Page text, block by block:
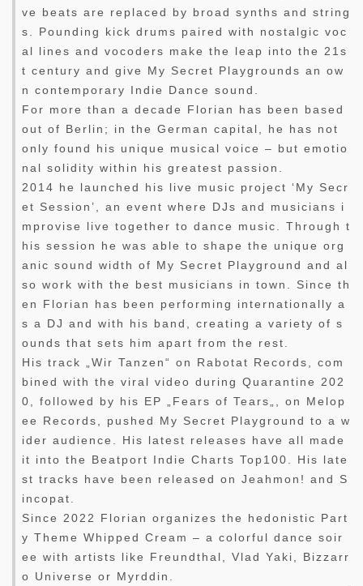
ve beats are replaced by broad synths and string
s. Pounding kick drums paired with nostalgic voc
al lines and vocoders make the leap into the 21s
t century and give My Secret Playgrounds an ow
n contemporary Indie Dance sound.
For more than a decade Florian has been based
out of Berlin; in the German capital, he has not
only found his unique musical voice – but emotio
nal solidity within his greatest passion.
2014 he launched his live music project ‘My Secr
et Session’, an event where DJs and musicians i
mprovise live together to dance music. Through t
his session he was able to shape the unique org
anic sound width of My Secret Playground and al
so work with the best musicians in town. Since th
en Florian has been performing internationally a
s a DJ and with his band, creating a variety of s
ounds that sets him apart from the rest.
His track „Wir Tanzen“ on Rabotat Records, com
bined with the viral video during Quarantine 202
0, followed by his EP „Fears of Tears„, on Melop
ee Records, pushed My Secret Playground to a w
ider audience. His latest releases have all made
it into the Beatport Indie Charts Top100. His late
st tracks have been released on Jeahmon! and S
incopat.
Since 2022 Florian organizes the hedonistic Part
y Theme Whipped Cream – a colorful dance soir
ee with artists like Freundthal, Vlad Yaki, Bizzarr
o Universe or Myrddin.